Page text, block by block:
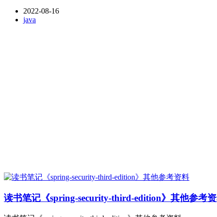
2022-08-16
java
读书笔记《spring-security-third-edition》其他参考